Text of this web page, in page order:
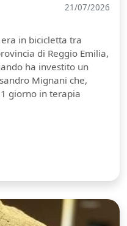
21/07/2026
in bicicletta tra
di Reggio Emilia,
ha investito un
Mignani che,
giorno in terapia